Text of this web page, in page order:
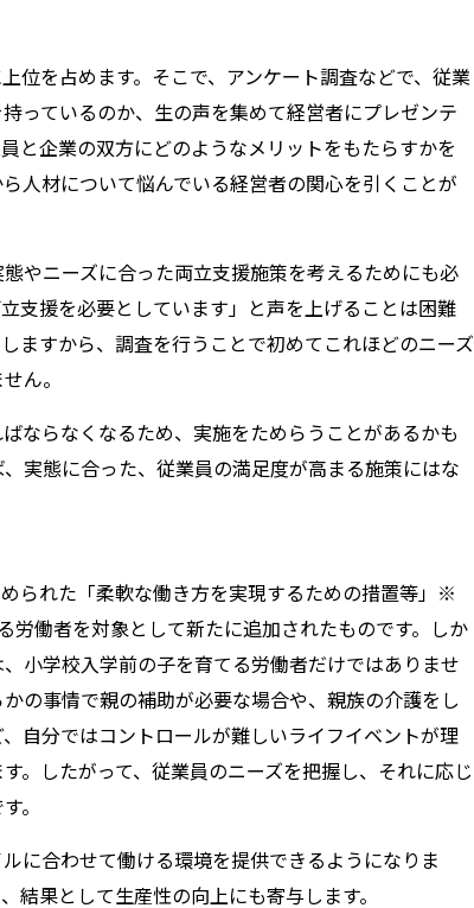
位を占めます。そこで、アンケート調査などで、従業
っているのか、生の声を集めて経営者にプレゼンテ
と企業の双方にどのようなメリットをもたらすかを
人材について悩んでいる経営者の関心を引くことが
やニーズに合った両立支援施策を考えるためにも必
支援を必要としています」と声を上げることは困難
ますから、調査を行うことで初めてこれほどのニーズ
ん。
ならなくなるため、実施をためらうことがあるかも
実態に合った、従業員の満足度が高まる施策にはな
られた「柔軟な働き方を実現するための措置等」※
労働者を対象として新たに追加されたものです。しか
小学校入学前の子を育てる労働者だけではありませ
の事情で親の補助が必要な場合や、親族の介護をし
自分ではコントロールが難しいライフイベントが理
。したがって、従業員のニーズを把握し、それに応じ
。
に合わせて働ける環境を提供できるようになりま
結果として生産性の向上にも寄与します。